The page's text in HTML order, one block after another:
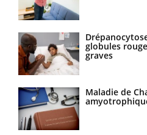
globules
graves
Maladie de